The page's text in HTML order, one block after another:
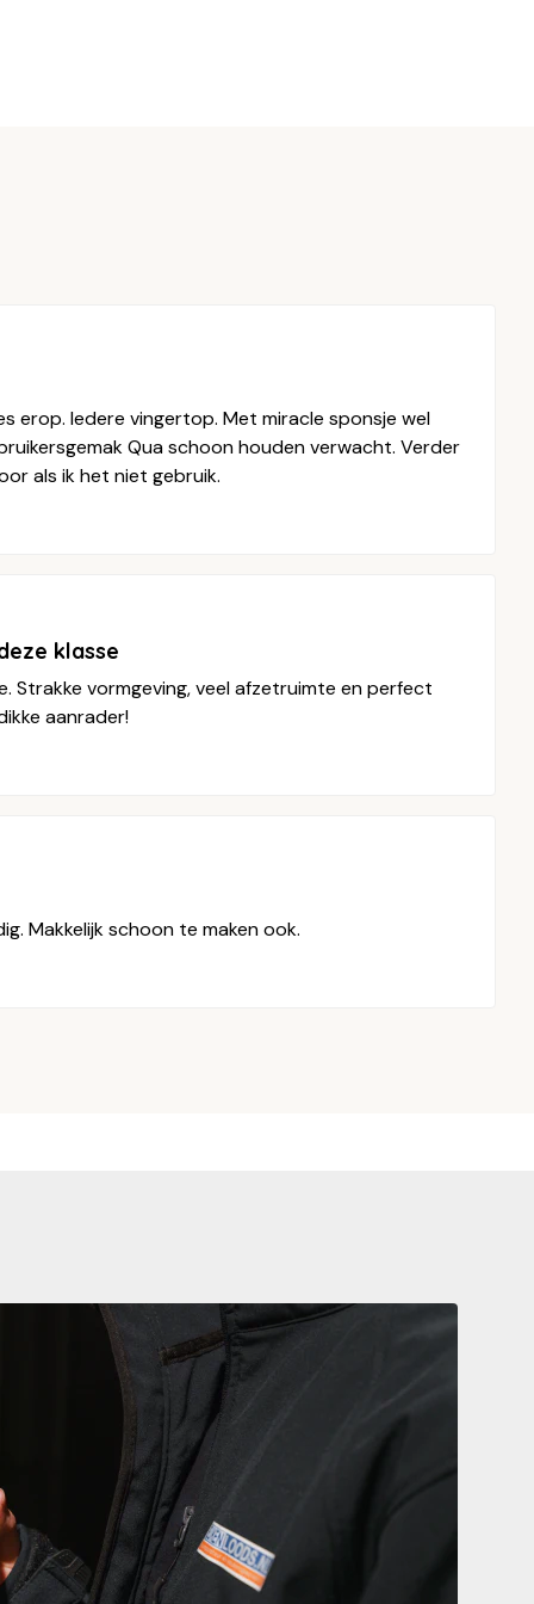
erop. Iedere vingertop. Met miracle sponsje wel
Qua schoon houden verwacht. Verder
als ik het niet gebruik.
klasse
Strakke vormgeving, veel afzetruimte en perfect
aanrader!
Makkelijk schoon te maken ook.